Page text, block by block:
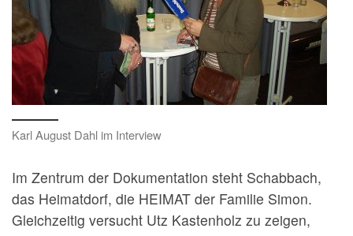
Karl August Dahl im Interview
Im Zentrum der Dokumentation steht Schabbach,
das Heimatdorf, die HEIMAT der Familie Simon.
Gleichzeitig versucht Utz Kastenholz zu zeigen,